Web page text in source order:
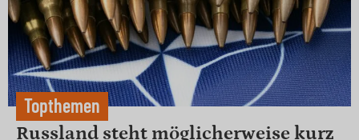
Topthemen
Russland steht möglicherweise kurz